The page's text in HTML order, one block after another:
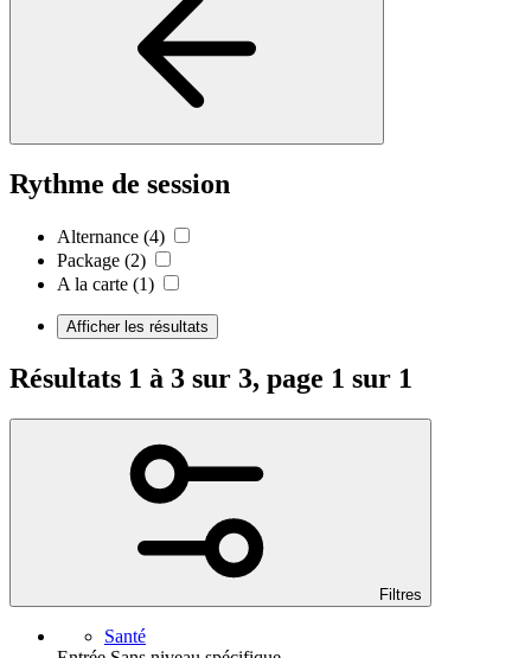
Rythme de session
Alternance (4)
Package (2)
A la carte (1)
Afficher les résultats
Résultats 1 à 3 sur 3, page 1 sur 1
Filtres
Santé